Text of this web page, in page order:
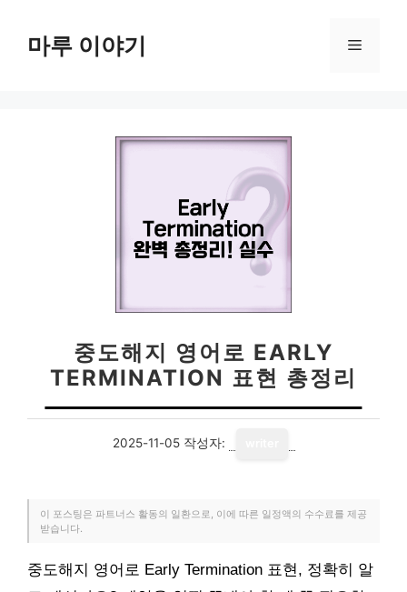
마루 이야기 메
중도해지 영어로 EARLY
TERMINATION 표현 총정리
2025-11-05 작성자:
이 포스팅은 파트너스 활동의 일환으로, 이에 따른 일정액의 수수료를 제공
받습니다.
중도해지 영어로 Early Termination 표현, 정확히 알